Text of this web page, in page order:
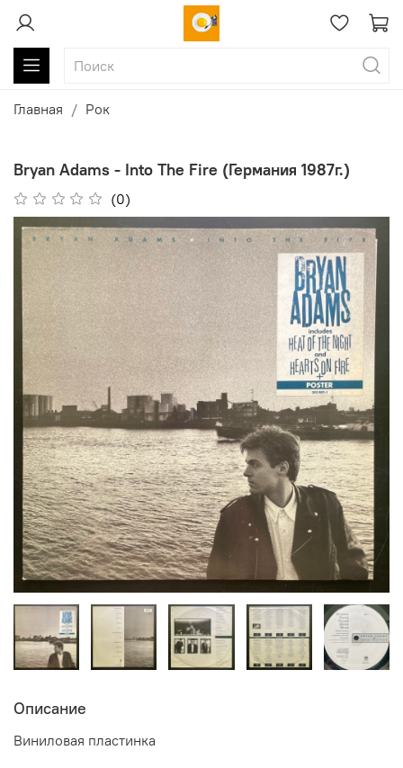
Главная Рок
Bryan Adams - Into The Fire (Германия 1987г.)
(0)
Описание
Виниловая пластинка